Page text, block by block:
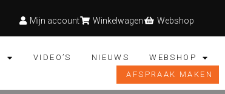
Mijn account Winkelwagen Webshop
VIDEO’S NIEUWS
WEBSHOP
AFSPRAAK MAKEN